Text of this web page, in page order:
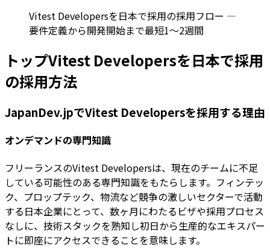
Vitest Developersを日本で採用の採用フロー —
要件定義から開発開始まで最短1〜2週間
トップVitest Developersを日本で採用
の採用方法
JapanDev.jpでVitest Developersを採用する理由
オンデマンドの専門知識
フリーランスのVitest Developersは、現在のチームに不足
している可能性のある専門知識をもたらします。フィンテッ
ク、プロップテック、物流など競争の激しいセクターで活動
する日本企業にとって、数ヶ月にわたるビザや採用プロセス
なしに、技術スタックを熟知し初日から生産的なエキスパー
トに即座にアクセスできることを意味します。